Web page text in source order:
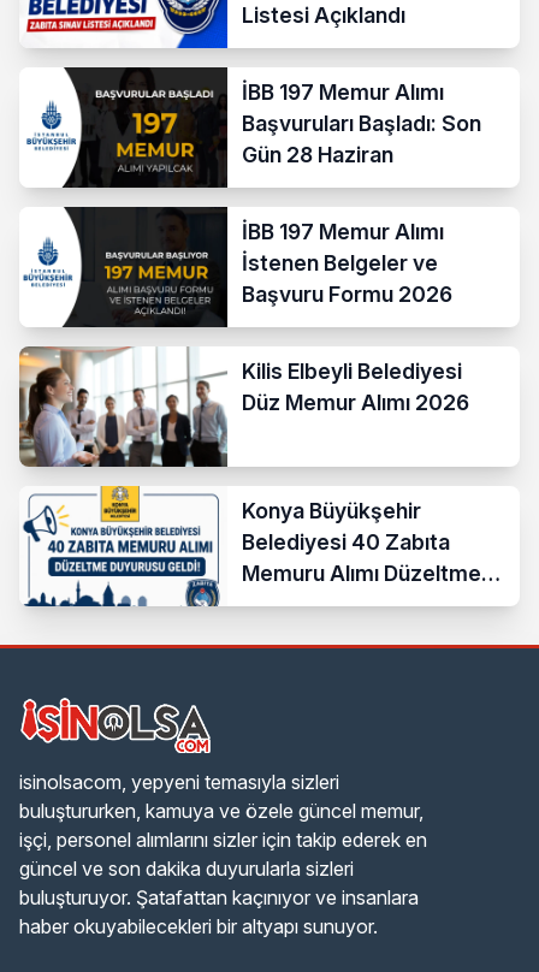
Listesi Açıklandı
İBB 197 Memur Alımı
Başvuruları Başladı: Son
Gün 28 Haziran
İBB 197 Memur Alımı
İstenen Belgeler ve
Başvuru Formu 2026
Kilis Elbeyli Belediyesi
Düz Memur Alımı 2026
Konya Büyükşehir
Belediyesi 40 Zabıta
Memuru Alımı Düzeltme
Duyurusu Geldi!
isinolsacom, yepyeni temasıyla sizleri
buluştururken, kamuya ve özele güncel memur,
işçi, personel alımlarını sizler için takip ederek en
güncel ve son dakika duyurularla sizleri
buluşturuyor. Şatafattan kaçınıyor ve insanlara
haber okuyabilecekleri bir altyapı sunuyor.